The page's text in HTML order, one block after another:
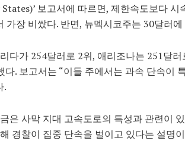
보고서에 따르면, 제한속도보다
가장 비쌌다. 반면, 뉴멕시코주는 30달러
다가 254달러로 2위, 애리조나는 251달
다. 보고서는 “이들 주에서는 과속 단속이
.
은 사막 지대 고속도로의 특성과 관련이
경찰이 집중 단속을 벌이고 있다는 설명